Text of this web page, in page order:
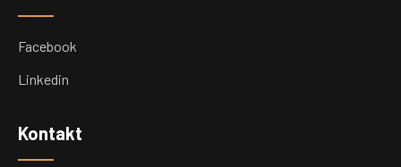
Facebook
Linkedin
Kontakt